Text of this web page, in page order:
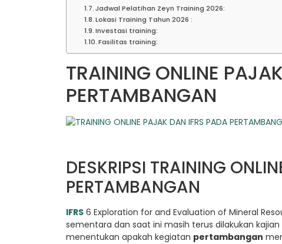
Jadwal Pelatihan Zeyn Training 2026:
Lokasi Training Tahun 2026 :
Investasi training:
Fasilitas training:
TRAINING ONLINE
PERTAMBANGAN
DESKRIPSI TRAINING
PERTAMBANGAN
IFRS 6 Exploration for and Evaluation of Mineral
sementara dan saat ini masih terus dilakukan
menentukan apakah kegiatan pertambangan